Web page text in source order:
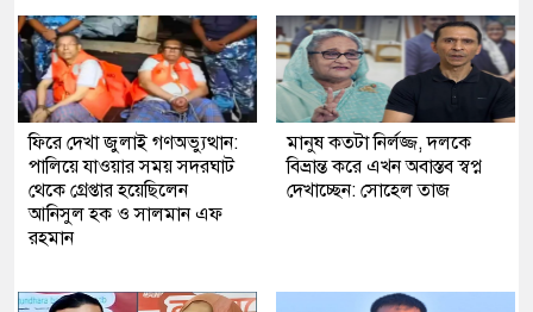
ফিরে দেখা জুলাই গণঅভ্যুত্থান:
পালিয়ে যাওয়ার সময় সদরঘাট
থেকে গ্রেপ্তার হয়েছিলেন
আনিসুল হক ও সালমান এফ
রহমান
মানুষ কতটা নির্লজ্জ, দলকে
বিভ্রান্ত করে এখন অবাস্তব স্বপ্ন
দেখাচ্ছেন: সোহেল তাজ